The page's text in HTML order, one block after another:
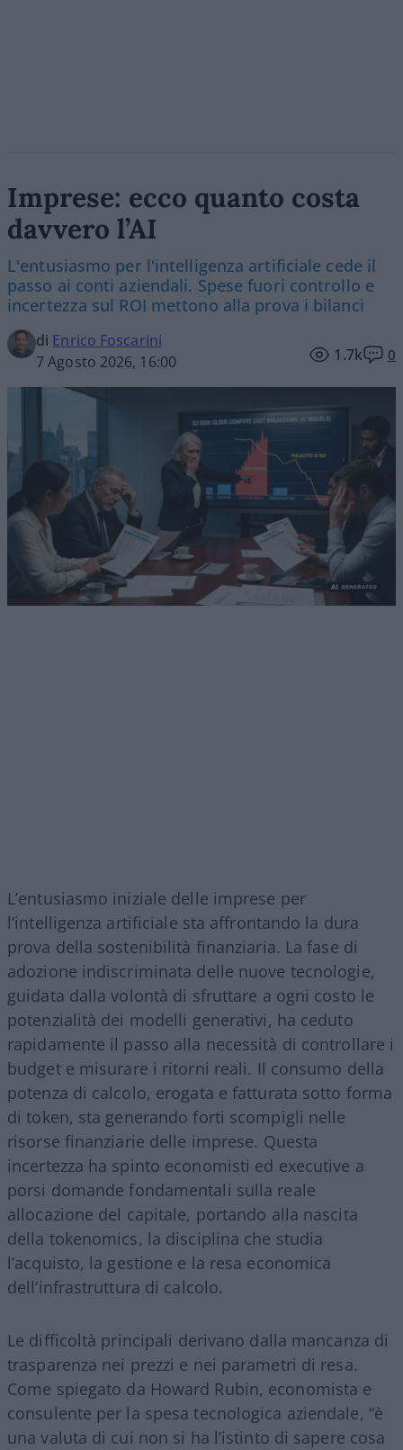
Imprese: ecco quanto costa
davvero l’AI
L'entusiasmo per l'intelligenza artificiale cede il
passo ai conti aziendali. Spese fuori controllo e
incertezza sul ROI mettono alla prova i bilanci
di Enrico Foscarini
7 Agosto 2026, 16:00
1.7k 0
L’entusiasmo iniziale delle imprese per
l’intelligenza artificiale sta affrontando la dura
prova della sostenibilità finanziaria. La fase di
adozione indiscriminata delle nuove tecnologie,
guidata dalla volontà di sfruttare a ogni costo le
potenzialità dei modelli generativi, ha ceduto
rapidamente il passo alla necessità di controllare i
budget e misurare i ritorni reali. Il consumo della
potenza di calcolo, erogata e fatturata sotto forma
di token, sta generando forti scompigli nelle
risorse finanziarie delle imprese. Questa
incertezza ha spinto economisti ed executive a
porsi domande fondamentali sulla reale
allocazione del capitale, portando alla nascita
della tokenomics, la disciplina che studia
l’acquisto, la gestione e la resa economica
dell’infrastruttura di calcolo.
Le difficoltà principali derivano dalla mancanza di
trasparenza nei prezzi e nei parametri di resa.
Come spiegato da Howard Rubin, economista e
consulente per la spesa tecnologica aziendale, “è
una valuta di cui non si ha l’istinto di sapere cosa